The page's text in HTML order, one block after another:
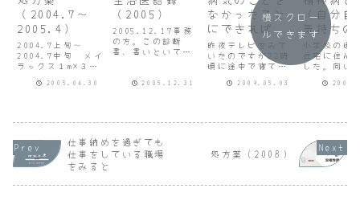
（2004.7〜
2005.4）
2004.7上旬〜
2004.7中旬 メイ
ラックス１m×３Ｔ
2005.4下旬 パキ
Ｔ2004.9頃 アナ
フラニール点滴
（２回） ※具合
が悪くなり...
2005.04.30
（2005）
2005.12.17事務
の方。この診断
書、書いといて。
月。まだまだゆっ
気は、家族や友人
易に理解され、保
護を受けますが、
2005.12.31
なかったこと
にできれば
昨夜テレビをみて
いたのですが22時
頃に途中で寝てし
になって朝食と昼
いろいろな夢をみ
ていたよう
2009.05.03
（自分自
気持ちの
遷）
小学校の頃
住宅に住ん
した。向い
精神病院か
どういう素
切わかりま
が、自分に
な人のよう
横スクロー
ルできます
仕事納めを過ぎても
仕事をしている職場
をみると
処方薬（2008）